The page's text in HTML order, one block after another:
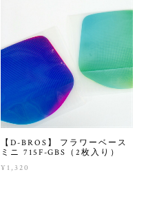
【D-BROS】 フラワーベース
ミニ 715F-GBS（2枚入り）
¥1,320